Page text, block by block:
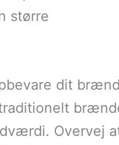
større
dit
Overvej